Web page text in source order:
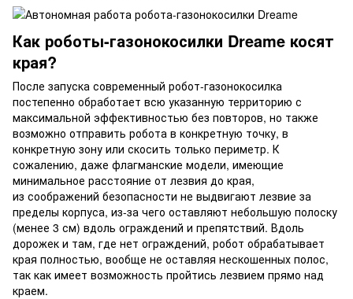
Как роботы-газонокосилки Dreame косят
края?
После запуска современный робот-газонокосилка
постепенно обработает всю указанную территорию с
максимальной эффективностью без повторов, но также
возможно отправить робота в конкретную точку, в
конкретную зону или скосить только периметр. К
сожалению, даже флагманские модели, имеющие
минимальное расстояние от лезвия до края,
из соображений безопасности не выдвигают лезвие за
пределы корпуса, из-за чего оставляют небольшую полоску
(менее 3 см) вдоль ограждений и препятствий. Вдоль
дорожек и там, где нет ограждений, робот обрабатывает
края полностью, вообще не оставляя нескошенных полос,
так как имеет возможность пройтись лезвием прямо над
краем.